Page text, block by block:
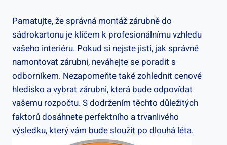
Pamatujte, že správná montáž zárubně do
sádrokartonu je klíčem k profesionálnímu vzhledu
vašeho interiéru. Pokud si nejste jisti, jak správně
namontovat zárubni, neváhejte se poradit s
odborníkem. Nezapomeňte také zohlednit cenové
hledisko a vybrat zárubni, která bude odpovídat
vašemu rozpočtu. S dodržením těchto důležitých
faktorů dosáhnete perfektního a trvanlivého
výsledku, který vám bude sloužit po dlouhá léta.